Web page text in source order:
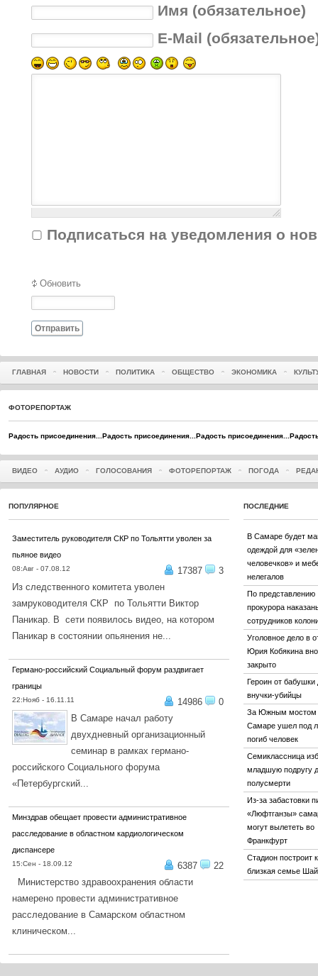
Имя (обязательное)
E-Mail
Подписаться на уведомления о
Обновить
Отправить
ГЛАВНАЯ НОВОСТИ ПОЛИТИКА ОБЩЕСТВО ЭКОНОМИКА
ФОТОРЕПОРТАЖ
Радость присоединения...Радость присоединения...Радость присоединения...
ВИДЕО АУДИО ГОЛОСОВАНИЯ ФОТОРЕПОРТАЖ ПОГОДА
ПОПУЛЯРНОЕ
Заместитель руководителя СКР по Тольятти уволен за
пьяное видео
08:Авг - 07.08.12 17387
3
Из следственного комитета уволен
замруководителя СКР по Тольятти Виктор
Паникар. В сети появилось видео, на котором
Паникар в состоянии опьянения не...
Германо-российский Социальный форум раздвигает
границы
22:Нояб - 16.11.11 14986
0
В Самаре начал работу
двухдневный организационный
семинар в рамках германо-
российского Социального форума
«Петербургский...
Минздрав обещает провести административное
расследование в областном кардиологическом
диспансере
15:Сен - 18.09.12 6387
22
Министерство здравоохранения области
намерено провести административное
расследование в Самарском областном
клиническом...
ПОСЛЕДНИЕ
В Самаре будет
одеждой для
человечков» и
нелегалов
По представлению
прокурора
сотрудников
Уголовное дело в
Юрия Кобякина
закрыто
Героин от бабушки
внучки-убийцы
За Южным мостом
Самаре ушел под
погиб человек
Семиклассница
младшую подругу
полусмерти
Из-за забастовки
«Люфтганзы»
могут вылететь во
Франкфурт
Стадион построит
близкая семье